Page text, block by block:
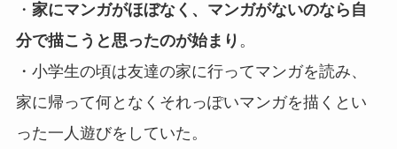
・ 家にマンガがほぼなく、マンガがないのなら自
分で描こうと思ったのが始まり 。
・小学生の頃は友達の家に行ってマンガを読み、
家に帰って何となくそれっぽいマンガを描くとい
った一人遊びをしていた。